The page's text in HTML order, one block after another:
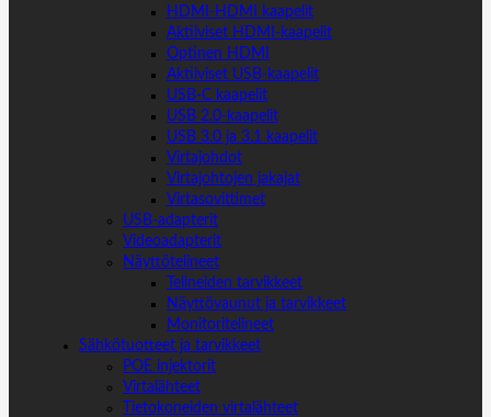
HDMI-HDMI kaapelit
Aktiiviset HDMI-kaapelit
Optinen HDMI
Aktiiviset USB-kaapelit
USB-C kaapelit
USB 2.0-kaapelit
USB 3.0 ja 3.1 kaapelit
Virtajohdot
Virtajohtojen jakajat
Virtasovittimet
USB-adapterit
Videoadapterit
Näyttötelineet
Telineiden tarvikkeet
Näyttövaunut ja tarvikkeet
Monitoritelineet
Sähkötuotteet ja tarvikkeet
POE injektorit
Virtalähteet
Tietokoneiden virtalähteet